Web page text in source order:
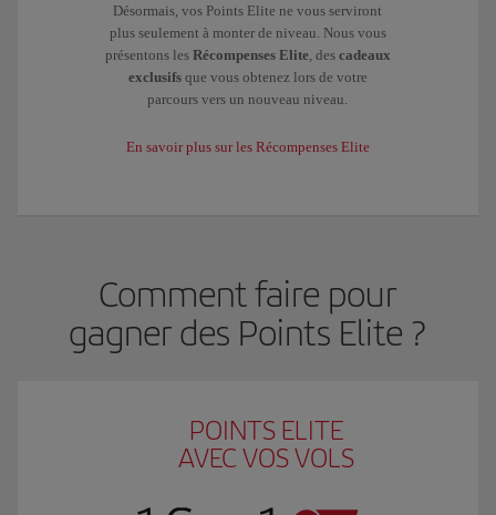
Désormais, vos Points Elite ne vous serviront
plus seulement à monter de niveau. Nous vous
présentons les Récompenses Elite, des cadeaux
exclusifsque vous obtenez lors de votre
parcours vers un nouveau niveau.
En savoir plus sur les Récompenses Elite
Comment faire pour
gagner des Points Elite ?
POINTS ELITE
AVEC VOS VOLS